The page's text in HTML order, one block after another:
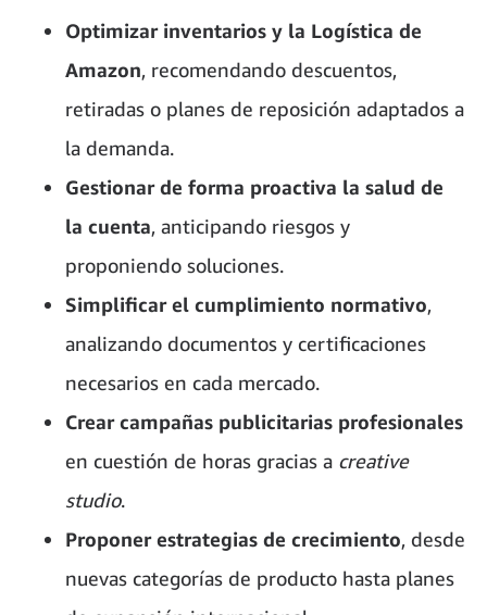
Optimizar inventarios y la Logística de
Amazon, recomendando descuentos,
retiradas o planes de reposición adaptados a
la demanda.
Gestionar de forma proactiva la salud de
la cuenta, anticipando riesgos y
proponiendo soluciones.
Simplificar el cumplimiento normativo,
analizando documentos y certificaciones
necesarios en cada mercado.
Crear campañas publicitarias profesionales
en cuestión de horas gracias a creative
studio.
Proponer estrategias de crecimiento, desde
nuevas categorías de producto hasta planes